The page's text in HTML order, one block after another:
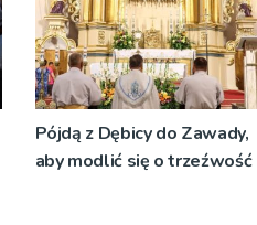
Pójdą z Dębicy do Zawady,
aby modlić się o trzeźwość